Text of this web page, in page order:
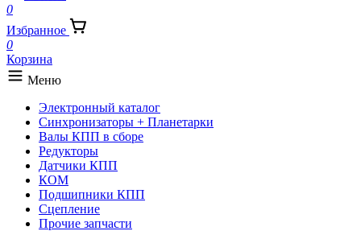
0
Избранное
0
Корзина
Меню
Электронный каталог
Синхронизаторы + Планетарки
Валы КПП в сборе
Редукторы
Датчики КПП
КОМ
Подшипники КПП
Сцепление
Прочие запчасти